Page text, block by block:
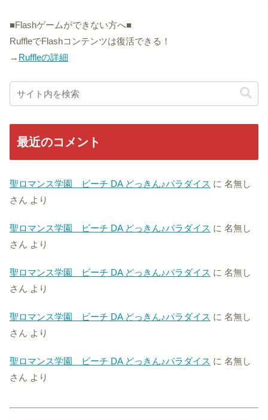
■Flashゲームができない方へ■
RuffleでFlashコンテンツは復活できる！
→ Ruffleの詳細
最近のコメント
聖ロマンス学園 ビーチ DA どっきん♪パラダイス に 名無し
さん より
聖ロマンス学園 ビーチ DA どっきん♪パラダイス に 名無し
さん より
聖ロマンス学園 ビーチ DA どっきん♪パラダイス に 名無し
さん より
聖ロマンス学園 ビーチ DA どっきん♪パラダイス に 名無し
さん より
聖ロマンス学園 ビーチ DA どっきん♪パラダイス に 名無し
さん より